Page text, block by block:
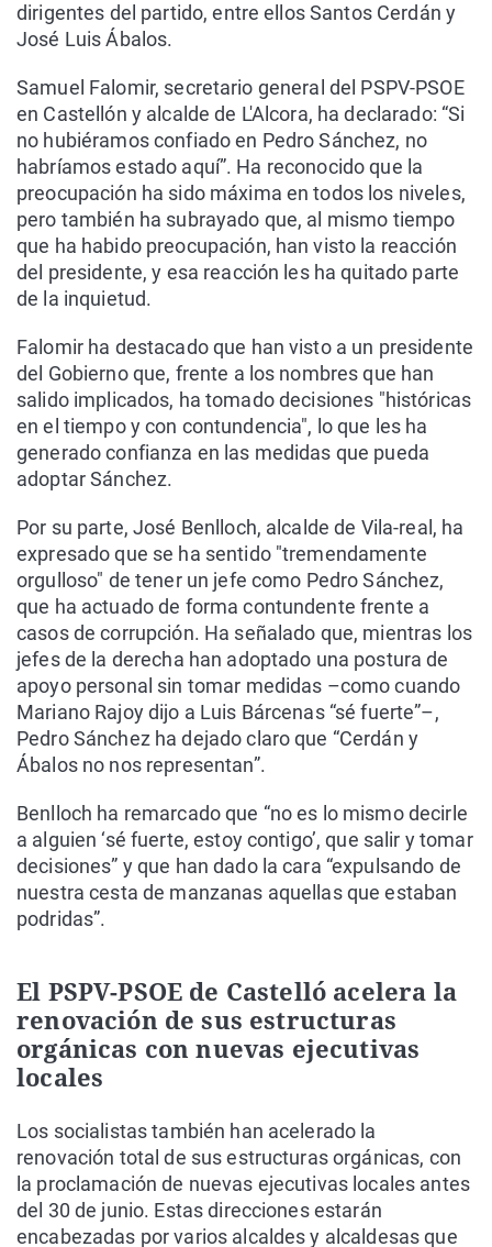
dirigentes del partido, entre ellos Santos Cerdán y
José Luis Ábalos.
Samuel Falomir, secretario general del PSPV-PSOE
en Castellón y alcalde de L'Alcora, ha declarado: “Si
no hubiéramos confiado en Pedro Sánchez, no
habríamos estado aquí”. Ha reconocido que la
preocupación ha sido máxima en todos los niveles,
pero también ha subrayado que, al mismo tiempo
que ha habido preocupación, han visto la reacción
del presidente, y esa reacción les ha quitado parte
de la inquietud.
Falomir ha destacado que han visto a un presidente
del Gobierno que, frente a los nombres que han
salido implicados, ha tomado decisiones "históricas
en el tiempo y con contundencia", lo que les ha
generado confianza en las medidas que pueda
adoptar Sánchez.
Por su parte, José Benlloch, alcalde de Vila-real, ha
expresado que se ha sentido "tremendamente
orgulloso" de tener un jefe como Pedro Sánchez,
que ha actuado de forma contundente frente a
casos de corrupción. Ha señalado que, mientras los
jefes de la derecha han adoptado una postura de
apoyo personal sin tomar medidas –como cuando
Mariano Rajoy dijo a Luis Bárcenas “sé fuerte”–,
Pedro Sánchez ha dejado claro que “Cerdán y
Ábalos no nos representan”.
Benlloch ha remarcado que “no es lo mismo decirle
a alguien ‘sé fuerte, estoy contigo’, que salir y tomar
decisiones” y que han dado la cara “expulsando de
nuestra cesta de manzanas aquellas que estaban
podridas”.
El PSPV-PSOE de Castelló acelera la
renovación de sus estructuras
orgánicas con nuevas ejecutivas
locales
Los socialistas también han acelerado la
renovación total de sus estructuras orgánicas, con
la proclamación de nuevas ejecutivas locales antes
del 30 de junio. Estas direcciones estarán
encabezadas por varios alcaldes y alcaldesas que